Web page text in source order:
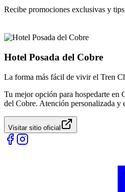
Recibe promociones exclusivas y
Hotel Posada del Cobre
La forma más fácil de vivir el Tren
Tu mejor opción para hospedarte en
del Cobre. Atención personalizada y
Visitar sitio oficial